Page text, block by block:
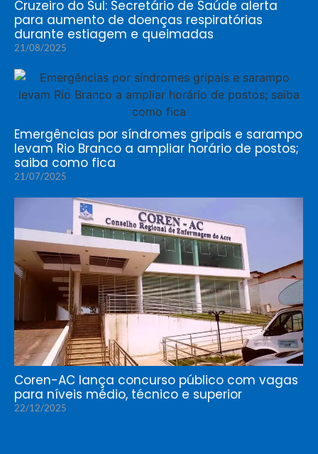
Cruzeiro do Sul: Secretário de Saúde alerta
para aumento de doenças respiratórias
durante estiagem e queimadas
21/08/2025
Emergências por síndromes gripais e sarampo
levam Rio Branco a ampliar horário de postos;
saiba como fica
21/07/2025
Coren-AC lança concurso público com vagas
para níveis médio, técnico e superior
22/12/2025